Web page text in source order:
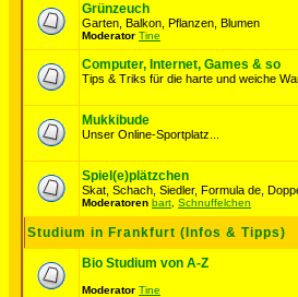
Grünzeuch
Garten, Balkon, Pflanzen, Blumen
Moderator Tine
Computer, Internet, Games & so
Tips & Triks für die harte und weiche
Mukkibude
Unser Online-Sportplatz...
Spiel(e)plätzchen
Skat, Schach, Siedler, Formula de,
Moderatoren bart Schnuffelchen
Studium in Frankfurt (Infos & Tipps)
Bio Studium von A-Z
Moderator Tine